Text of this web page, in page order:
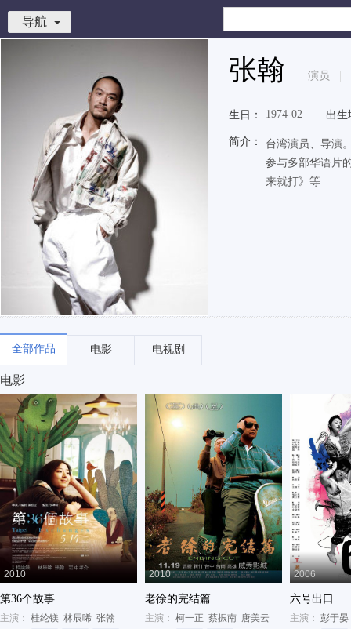
导航
张翰 演员
生日： 1974-02 出生
简介：
台湾演员、导演
参与多部华语片
来就打》等
全部作品 电影 电视剧
电影
2010
第36个故事
主演： 桂纶镁 林辰唏 张翰
2010
老徐的完结篇
主演： 柯一正 蔡振南 唐美云
2006
六号出口
主演： 彭于晏